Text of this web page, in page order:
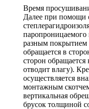
Время
Далее при помощи
разным покрытием
обращается в
сторон обращается
отводит влагу).
осуществляется
монтажным
вертикальная
брусок толщиной